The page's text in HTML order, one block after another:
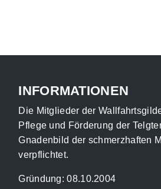
INFORMATIONEN
Die Mitglieder der
Pflege und Förderung der
Gnadenbild der schmerzhaften
verpflichtet.
Gründung: 08.10.2004